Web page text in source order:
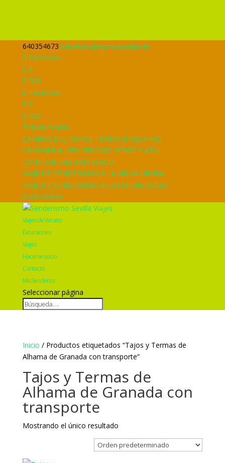
640354673 info@senderismosevilla.net
Facebook
X
RSS
Facebook
X
RSS
Eclipsia Sevilla
CAMINO DEL NORTE TRAMO II VIZCAINO
CANTABRIA, SENDERISMO VERDE Y AZUL
LO MEJOR DEL PAÍS VASCO
VIAJE DE SENDERISMO A LA SELVA NEGRA
VIAJE DE SENDERISMO A LAS MERINDADES
0 elementos
Viajes de Verano
Excursiones
Viajes
Hacerse socio
Contacto
Mis Senderos
Seleccionar página
Inicio / Productos etiquetados “Tajos y Termas de
Alhama de Granada con transporte”
Tajos y Termas de
Alhama de Granada con
transporte
Mostrando el único resultado